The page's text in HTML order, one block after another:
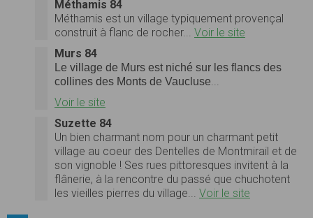
Méthamis 84
Méthamis est un village typiquement provençal
construit à flanc de rocher... Voir le site
Murs 84
Le village de Murs est niché sur les flancs des
collines des Monts de Vaucluse...
Voir le site
Suzette 84
Un bien charmant nom pour un charmant petit
village au coeur des Dentelles de Montmirail et de
son vignoble ! Ses rues pittoresques invitent à la
flânerie, à la rencontre du passé que chuchotent
les vieilles pierres du village... Voir le site